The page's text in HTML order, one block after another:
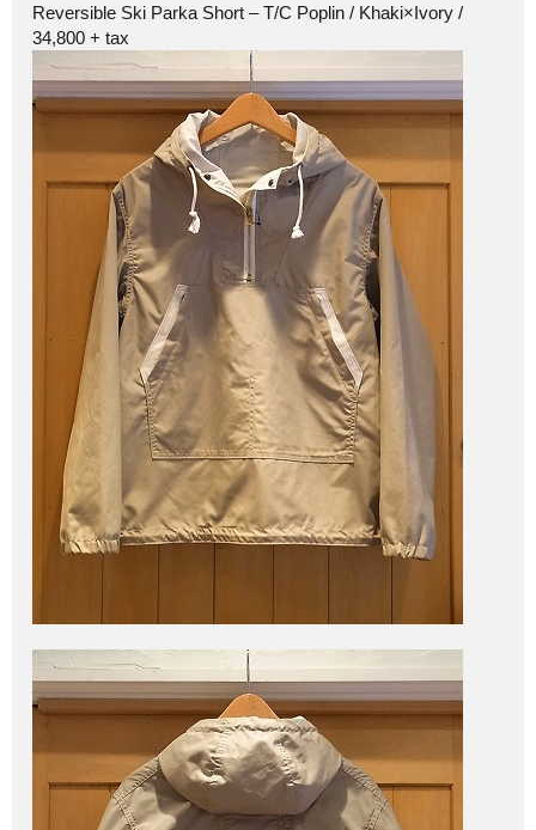
Reversible Ski Parka Short – T/C Poplin / Khaki×Ivory /
34,800 + tax